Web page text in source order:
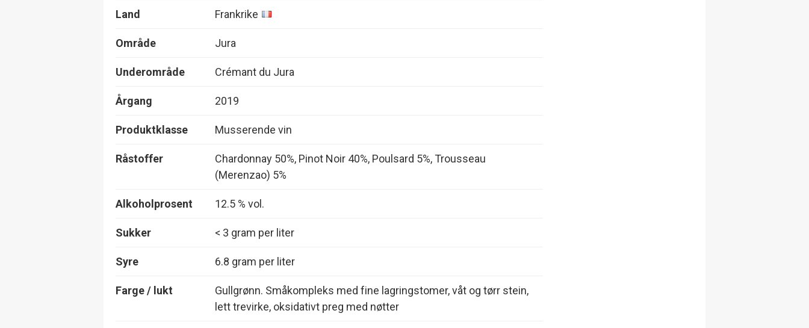
Land Frankrike
Område Jura
Underområde Crémant du Jura
Årgang 2019
Produktklasse Musserende vin
Råstoffer
Chardonnay 50%, Pinot Noir 40%, Poulsard 5%, Trousseau
(Merenzao) 5%
Alkoholprosent 12.5 % vol.
Sukker < 3 gram per liter
Syre 6.8 gram per liter
Farge / lukt
Gullgrønn. Småkompleks med fine lagringstomer, våt og tørr stein,
lett trevirke, oksidativt preg med nøtter